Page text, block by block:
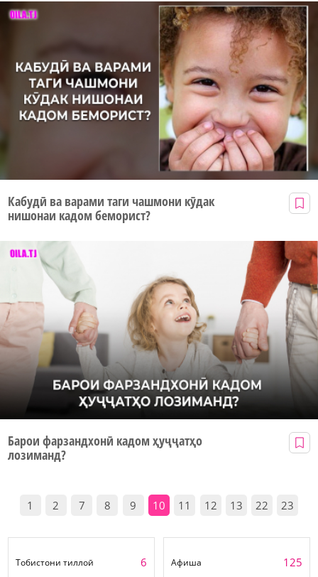
Кабудӣ ва варами таги чашмони кӯдак
нишонаи кадом беморист?
Барои фарзандхонӣ кадом ҳуҷҷатҳо
лозиманд?
1 2 7 8 9 10 11 12 13 22 23
Тобистони тиллоӣ 6 Афиша 125